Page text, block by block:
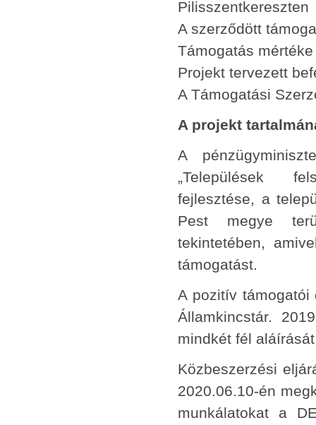
Pilisszentkereszten
A szerződött
Támogatás
Projekt tervezett
A Támogatási
A projekt
A
„Települések
fejlesztése, a
Pest megye
tekintetében,
támogatást.
A pozitív támogatói
Államkincstár.
mindkét fél
Közbeszerzési
2020.06.10-én
munkálatokat a